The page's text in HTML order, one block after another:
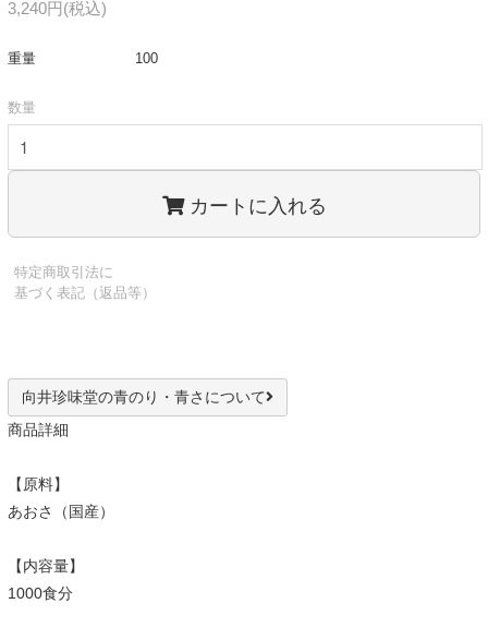
3,240円(税込)
重量 100
数量
カートに入れる
特定商取引法に
基づく表記（返品等）
向井珍味堂の青のり・青さについて
商品詳細
【原料】
あおさ（国産）
【内容量】
1000食分